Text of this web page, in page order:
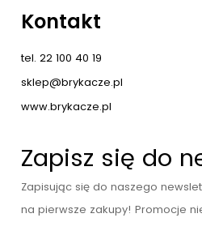
Kontakt
tel. 22 100 40 19
sklep@brykacze.pl
www.brykacze.pl
Zapisz się do
Zapisując się do naszego
na pierwsze zakupy! Promocje